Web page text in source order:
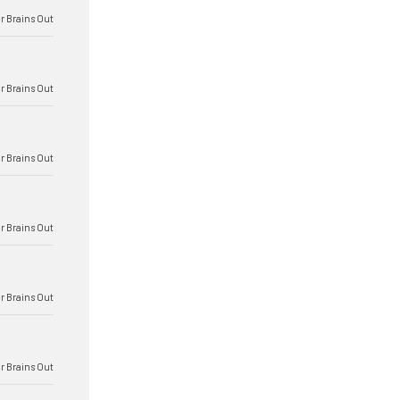
Brains Out
Brains Out
Brains Out
Brains Out
Brains Out
Brains Out